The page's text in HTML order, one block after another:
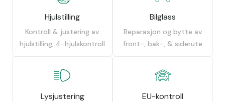
Hjulstilling
Kontroll & justering av
hjulstilling, 4-hjulskontroll
Bilglass
Reparasjon og bytte av
front-, bak-, & siderute
Lysjustering EU-kontroll